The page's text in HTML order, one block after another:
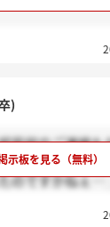
)
局何のご連絡も
めましたが学歴
のですかねぇ…